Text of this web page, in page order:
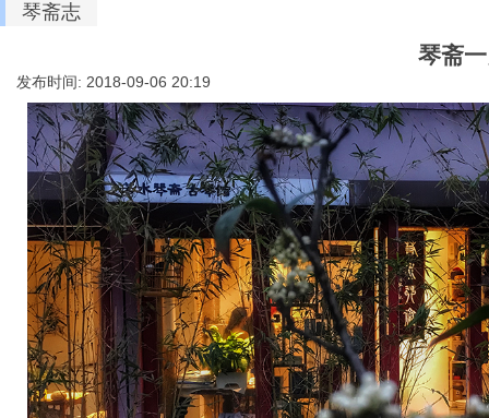
琴斋志
琴斋
发布时间: 2018-09-06 20:19